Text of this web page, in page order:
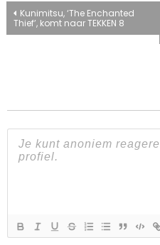
Bericht
Kunimitsu, ‘The Enchanted
Thief’, komt naar TEKKEN 8